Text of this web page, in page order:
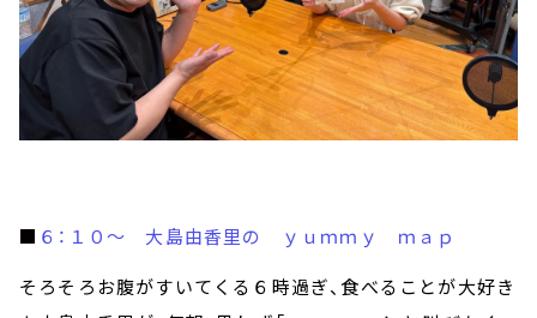
■ ６：１０～ 大島由香里の ｙｕｍｍｙ ｍａｐ
そろそろお腹がすいてくる６時過ぎ、食べることが大好き